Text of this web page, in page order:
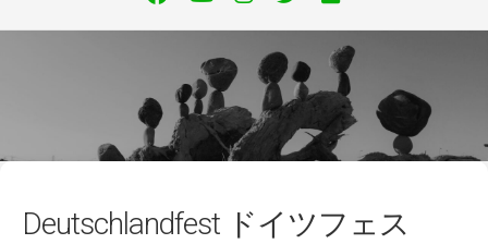
Deutschlandfest ドイツフェス